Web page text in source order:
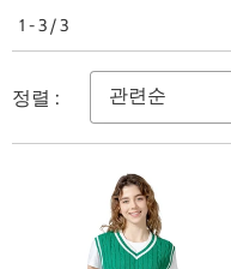
1 - 3 / 3
정렬 :